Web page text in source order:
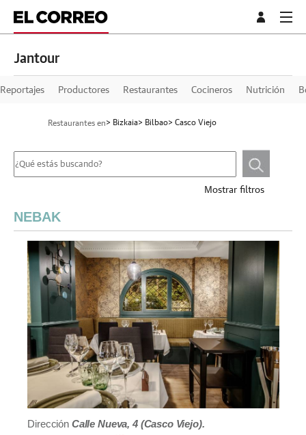
Jantour
Reportajes Productores Restaurantes Cocineros Nutrición
Restaurantes en> Bizkaia> Bilbao> Casco Viejo
Mostrar filtros
NEBAK
Dirección Calle Nueva, 4 (Casco Viejo).